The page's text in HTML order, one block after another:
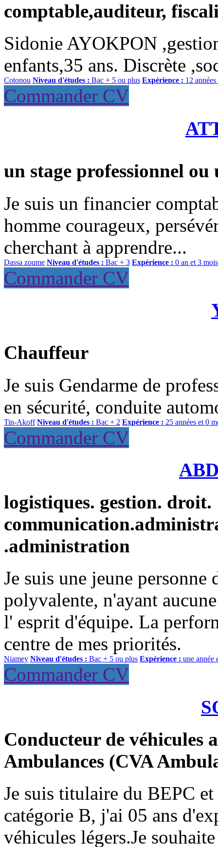
comptable,auditeur,
Sidonie AYOKPON
enfants,35 ans. Discrète
Cotonou Niveau d'études : Bac + 5 ou plus Expérience : 12
Commander CV
un stage professionnel ou
Je suis un financier
homme courageux,
cherchant à apprendre...
Dassa zoume Niveau d'études : Bac + 3 Expérience : 0 an et 3 mois
Commander CV
Chauffeur
Je suis Gendarme de
en sécurité, conduite
Tin-Akoff Niveau d'études : Bac + 2 Expérience : 25 années et 0
Commander CV
logistiques. gestion. droit.
.administration
Je suis une jeune
polyvalente, n'ayant
l' esprit d'équipe. La
centre de mes priorités.
Niamey Niveau d'études : Bac + 5 ou plus Expérience : une année
Commander CV
Conducteur de véhicules
Ambulances (CVA
Je suis titulaire du BEPC
catégorie B, j'ai 05 ans
véhicules légers.Je